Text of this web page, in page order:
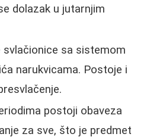
dolazak u jutarnjim
svlačionice sa sistemom
narukvicama. Postoje i
postoji obaveza
za sve, što je predmet